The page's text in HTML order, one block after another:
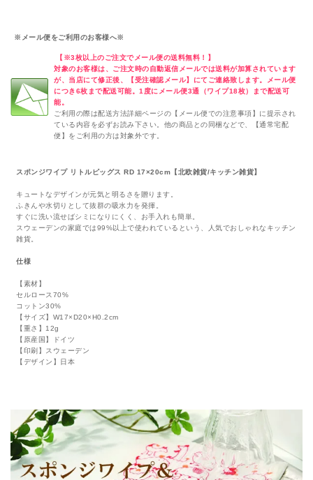
※メール便をご利用のお客様へ※
【※3枚以上のご注文でメール便の送料無料！】
対象のお客様は、ご注文時の自動返信メールでは送料が加算されています
が、当店にて修正後、【受注確認メール】にてご連絡致します。メール便
につき6枚まで配送可能。1度にメール便3通（ワイプ18枚）まで配送可
能。
ご利用の際は配送方法詳細ページの【メール便での注意事項】に提示され
ている内容を必ずお読み下さい。他の商品との同梱などで、【通常宅配
便】をご利用の方は対象外です。
スポンジワイプ リトルピッグス RD 17×20cm【北欧雑貨/キッチン雑貨】
キュートなデザインが元気と明るさを贈ります。
ふきんや水切りとして抜群の吸水力を発揮。
すぐに洗い流せばシミになりにくく、お手入れも簡単。
スウェーデンの家庭では99%以上で使われているという、人気でおしゃれなキッチン
雑貨。
仕様
【素材】
セルロース70%
コットン30%
【サイズ】W17×D20×H0.2cm
【重さ】12g
【原産国】ドイツ
【印刷】スウェーデン
【デザイン】日本